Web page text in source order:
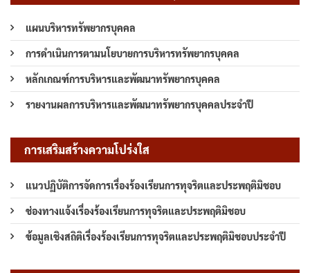
แผนบริหารทรัพยากรบุคคล
การดำเนินการตามนโยบายการบริหารทรัพยากรบุคคล
หลักเกณฑ์การบริหารและพัฒนาทรัพยากรบุคคล
รายงานผลการบริหารและพัฒนาทรัพยากรบุคคลประจำปี
การเสริมสร้างความโปร่งใส
แนวปฏิบัติการจัดการเรื่องร้องเรียนการทุจริตและประพฤติมิชอบ
ช่องทางแจ้งเรื่องร้องเรียนการทุจริตและประพฤติมิชอบ
ข้อมูลเชิงสถิติเรื่องร้องเรียนการทุจริตและประพฤติมิชอบประจำปี